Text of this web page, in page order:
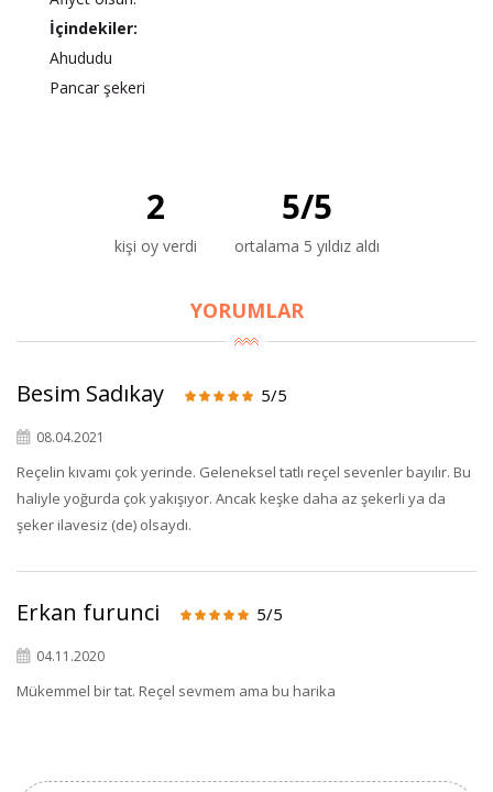
İçindekiler:
Ahududu
Pancar şekeri
2
kişi oy verdi
5/5
ortalama 5 yıldız aldı
YORUMLAR
Besim Sadıkay 5/5
08.04.2021
Reçelin kıvamı çok yerinde. Geleneksel tatlı reçel sevenler bayılır. Bu
haliyle yoğurda çok yakışıyor. Ancak keşke daha az şekerli ya da
şeker ilavesiz (de) olsaydı.
Erkan furunci 5/5
04.11.2020
Mükemmel bir tat. Reçel sevmem ama bu harika
×
BU HAFTANIN PLANLI İNDİRİMİ
2320,00 TL
2100,00 TL
(2025 Yeni Hasat,